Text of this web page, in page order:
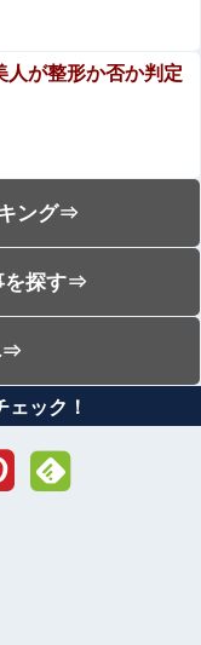
人が整形か否か判定
ング⇒
を探す⇒
⇒
ック！